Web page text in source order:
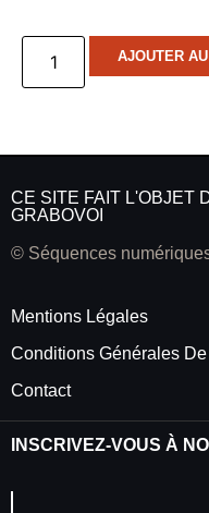
AJOUTER
CE SITE FAIT L'OBJET
GRABOVOI
© Séquences
Mentions Légales
Conditions Générales
Contact
INSCRIVEZ-VOUS À